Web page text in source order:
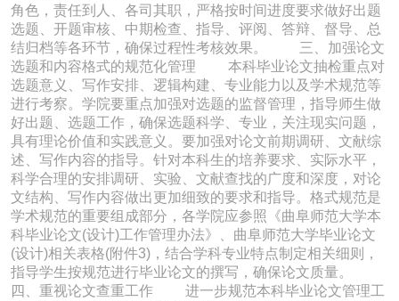
角色，责任到人、各司其职，严格按时间进度要求做好出题
选题、开题审核、中期检查、指导、评阅、答辩、督导、总
结归档等各环节，确保过程性考核效果。 三、加强论文
选题和内容格式的规范化管理 本科毕业论文抽检重点对
选题意义、写作安排、逻辑构建、专业能力以及学术规范等
进行考察。学院要重点加强对选题的监督管理，指导师生做
好出题、选题工作，确保选题科学、专业，关注现实问题，
具有理论价值和实践意义。要加强对论文前期调研、文献综
述、写作内容的指导。针对本科生的培养要求、实际水平，
科学合理的安排调研、实验、文献查找的广度和深度，对论
文结构、写作内容做出更加细致的要求和指导。格式规范是
学术规范的重要组成部分，各学院应参照《曲阜师范大学本
科毕业论文(设计)工作管理办法》、曲阜师范大学毕业论文
(设计)相关表格(附件3)，结合学科专业特点制定相关细则，
指导学生按规范进行毕业论文的撰写，确保论文质量。
四、重视论文查重工作 进一步规范本科毕业论文管理工